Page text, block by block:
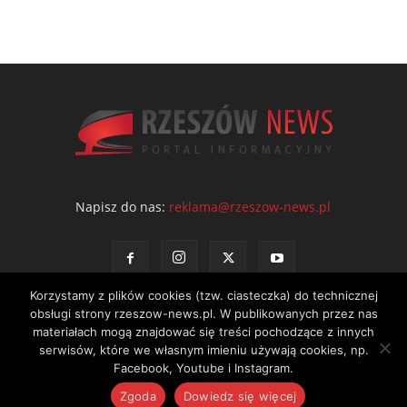
Napisz do nas: reklama@rzeszow-news.pl
Kontakt Polityka prywatności Regulamin portalu
© NEWS Sp. z o.o. - wydawca portalu Rzeszów News. Wszystkie prawa
zastrzeżone. Tel.: 601 97 55 30
Korzystamy z plików cookies (tzw. ciasteczka) do technicznej
obsługi strony rzeszow-news.pl. W publikowanych przez nas
materiałach mogą znajdować się treści pochodzące z innych
serwisów, które we własnym imieniu używają cookies, np.
Facebook, Youtube i Instagram.
Zgoda
Dowiedz się więcej